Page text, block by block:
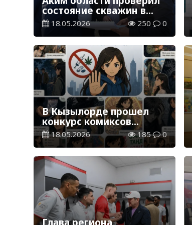
состояние скважин в
городе
18.05.2026 250 0
В Кызылорде прошел
конкурс комиксов
против наркотиков
18.05.2026 185 0
Глава региона